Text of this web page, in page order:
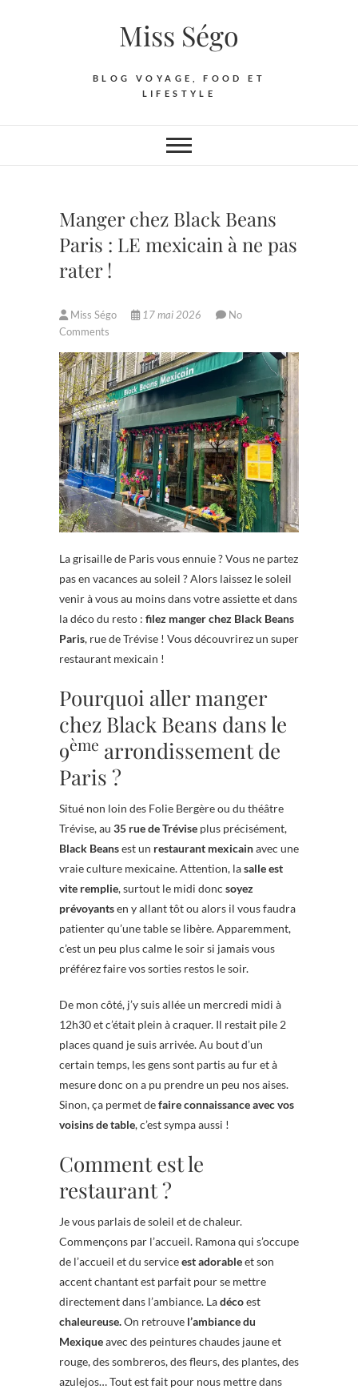
Miss Ségo
BLOG VOYAGE, FOOD ET
LIFESTYLE
Manger chez Black Beans
Paris : LE mexicain à ne pas
rater !
Miss Ségo 17 mai 2026
No
Comments
La grisaille de Paris vous ennuie ? Vous ne partez
pas en vacances au soleil ? Alors laissez le soleil
venir à vous au moins dans votre assiette et dans
la déco du resto : filez manger chez Black Beans
Paris, rue de Trévise ! Vous découvrirez un super
restaurant mexicain !
Pourquoi aller manger
chez Black Beans dans le
9ème arrondissement de
Paris ?
Situé non loin des Folie Bergère ou du théâtre
Trévise, au 35 rue de Trévise plus précisément,
Black Beansest un restaurant mexicainavec une
vraie culture mexicaine. Attention, lasalle est
vite remplie, surtout le midi donc soyez
prévoyantsen y allant tôt ou alors il vous faudra
patienter qu’une table se libère. Apparemment,
c’est un peu plus calme le soir si jamais vous
préférez faire vos sorties restos le soir.
De mon côté, j’y suis allée un mercredi midi à
12h30 et c’était plein à craquer. Il restait pile 2
places quand je suis arrivée. Au bout d’un
certain temps, les gens sont partis au fur et à
mesure donc on a pu prendre un peu nos aises.
Sinon, ça permet defaire connaissance avec vos
voisins de table, c’est sympa aussi !
Comment est le
restaurant ?
Je vous parlais de soleil et de chaleur.
Commençons par l’accueil. Ramona qui s’occupe
de l’accueil et du serviceest adorableet son
accent chantant est parfait pour se mettre
directement dans l’ambiance. Ladécoest
chaleureuse.On retrouve l’ambiance du
Mexiqueavec des peintures chaudes jaune et
rouge, des sombreros, des fleurs, des plantes, des
azulejos… Tout est fait pour nous mettre dans